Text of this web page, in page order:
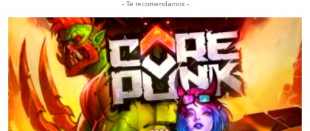
- Te recomendamos -